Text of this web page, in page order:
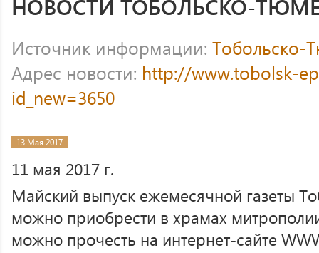
НОВОСТИ ТОБОЛЬСКО-
Источник информации: Тобольско-
Адрес новости: http://www.tobolsk-
id_new=3650
13 Мая 2017
11 мая 2017 г.
Майский выпуск ежемесячной газеты
можно приобрести в храмах
можно прочесть на интернет-сайте